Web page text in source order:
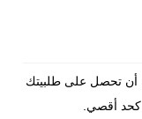
أن تحصل على طلبيتك